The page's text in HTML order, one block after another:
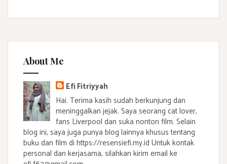
About Me
Efi Fitriyyah
Hai. Terima kasih sudah berkunjung dan
meninggalkan jejak. Saya seorang cat lover,
fans Liverpool dan suka nonton film. Selain
blog ini, saya juga punya blog lainnya khusus tentang
buku dan film di https://resensiefi.my.id Untuk kontak
personal dan kerjasama, silahkan kirim email ke